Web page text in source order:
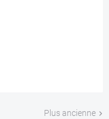
Plus ancienne